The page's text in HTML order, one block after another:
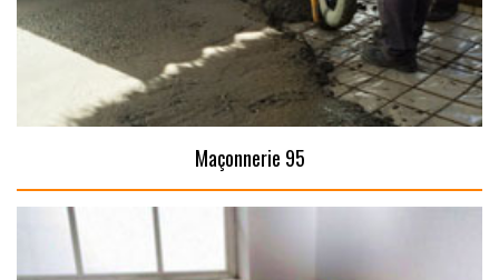
Maçonnerie 95